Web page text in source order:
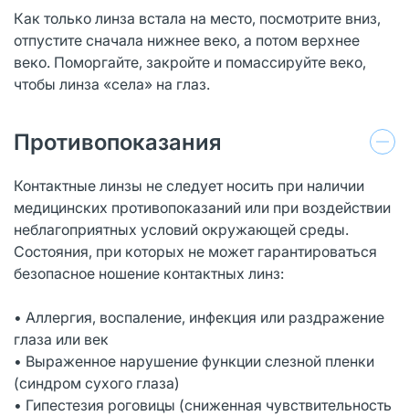
Как только линза встала на место, посмотрите вниз,
отпустите сначала нижнее веко, а потом верхнее
веко. Поморгайте, закройте и помассируйте веко,
чтобы линза «села» на глаз.
Противопоказания
Контактные линзы не следует носить при наличии
медицинских противопоказаний или при воздействии
неблагоприятных условий окружающей среды.
Состояния, при которых не может гарантироваться
безопасное ношение контактных линз:
• Аллергия, воспаление, инфекция или раздражение
глаза или век
• Выраженное нарушение функции слезной пленки
(синдром сухого глаза)
• Гипестезия роговицы (сниженная чувствительность